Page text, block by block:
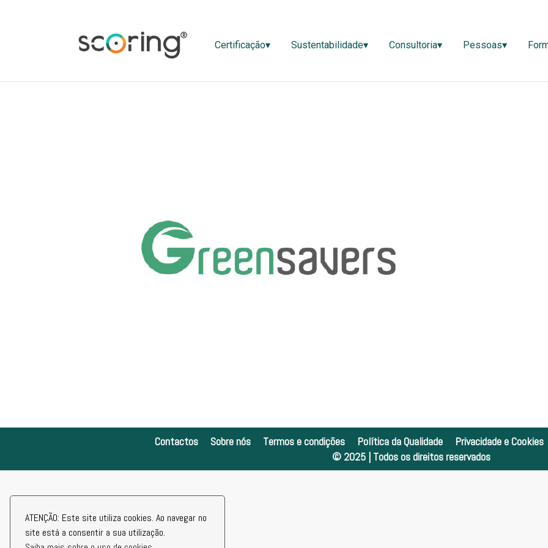
ATENÇÃO: Este site utiliza cookies. Ao navegar no
site está a consentir a sua utilização.
Certificação▾ Sustentabilidade▾ Consultoria▾ Pessoas▾
Contactos Sobre nós Termos e condições Política da Qualidade Privacidade e Cookies
© 2025 | Todos os direitos reservados
Certificação▾ Sustentabilidade▾ Consultoria▾